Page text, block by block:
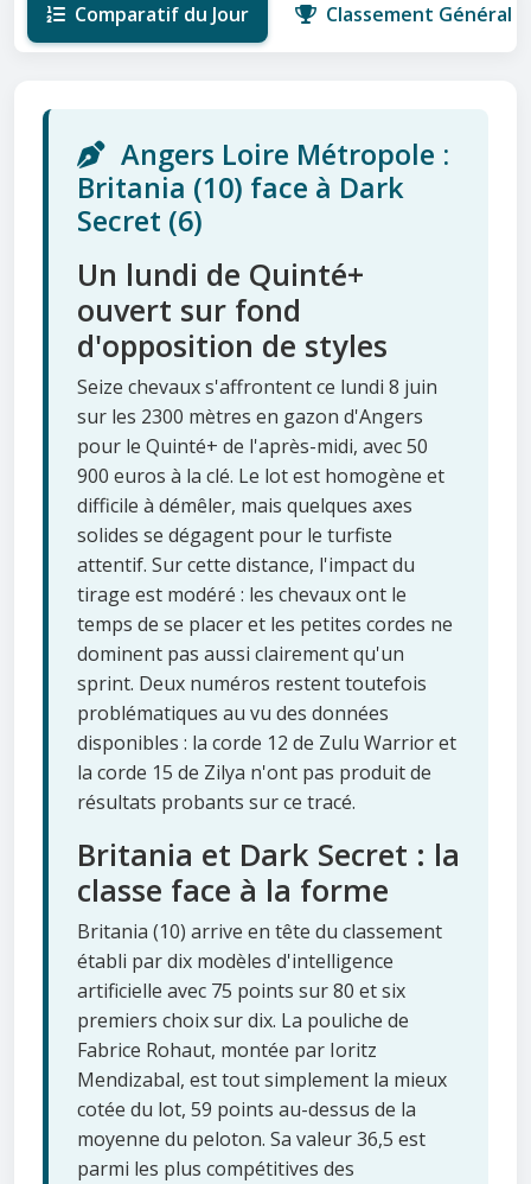
Comparatif du Jour Classement Général
Angers Loire Métropole :
Britania (10) face à Dark
Secret (6)
Un lundi de Quinté+
ouvert sur fond
d'opposition de styles
Seize chevaux s'affrontent ce lundi 8 juin
sur les 2300 mètres en gazon d'Angers
pour le Quinté+ de l'après-midi, avec 50
900 euros à la clé. Le lot est homogène et
difficile à démêler, mais quelques axes
solides se dégagent pour le turfiste
attentif. Sur cette distance, l'impact du
tirage est modéré : les chevaux ont le
temps de se placer et les petites cordes ne
dominent pas aussi clairement qu'un
sprint. Deux numéros restent toutefois
problématiques au vu des données
disponibles : la corde 12 de Zulu Warrior et
la corde 15 de Zilya n'ont pas produit de
résultats probants sur ce tracé.
Britania et Dark Secret : la
classe face à la forme
Britania (10) arrive en tête du classement
établi par dix modèles d'intelligence
artificielle avec 75 points sur 80 et six
premiers choix sur dix. La pouliche de
Fabrice Rohaut, montée par Ioritz
Mendizabal, est tout simplement la mieux
cotée du lot, 59 points au-dessus de la
moyenne du peloton. Sa valeur 36,5 est
parmi les plus compétitives des